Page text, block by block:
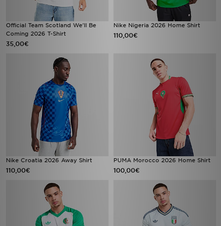
Official Team Scotland We'll Be
Coming 2026 T-Shirt
35,00€
Nike Nigeria 2026 Home Shirt
110,00€
Nike Croatia 2026 Away Shirt
110,00€
PUMA Morocco 2026 Home Shirt
100,00€